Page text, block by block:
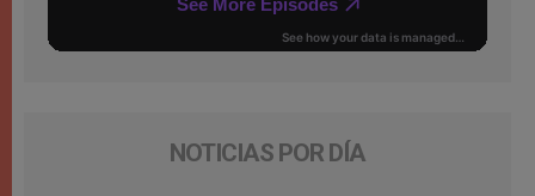
NOTICIAS POR DÍA